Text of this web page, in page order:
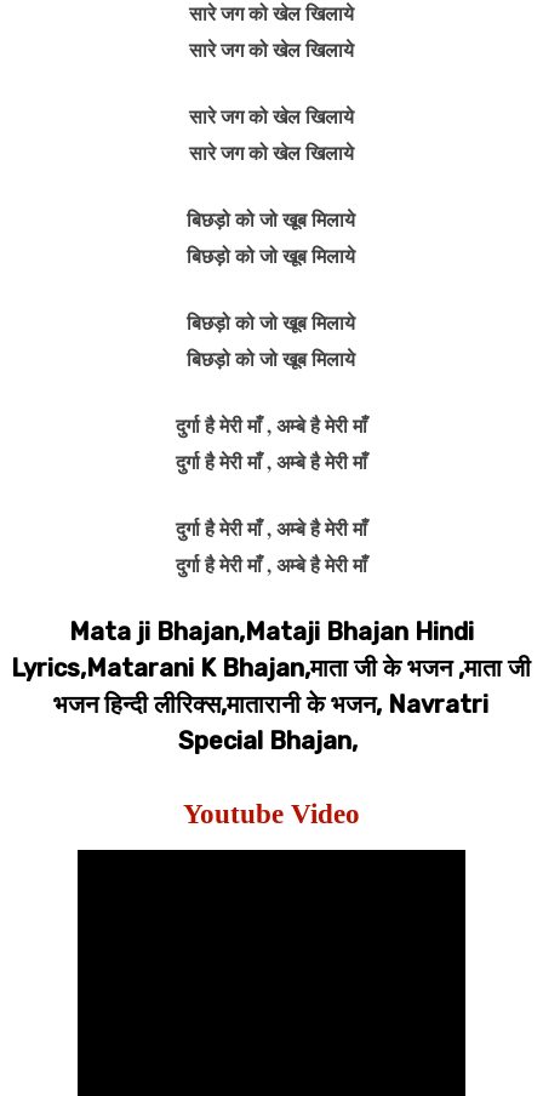
सारे जग को खेल खिलाये
सारे जग को खेल खिलाये
सारे जग को खेल खिलाये
सारे जग को खेल खिलाये
बिछड़ो को जो खूब मिलाये
बिछड़ो को जो खूब मिलाये
बिछड़ो को जो खूब मिलाये
बिछड़ो को जो खूब मिलाये
दुर्गा है मेरी माँ , अम्बे है मेरी माँ
दुर्गा है मेरी माँ , अम्बे है मेरी माँ
दुर्गा है मेरी माँ , अम्बे है मेरी माँ
दुर्गा है मेरी माँ , अम्बे है मेरी माँ
Mata ji Bhajan,Mataji Bhajan Hindi
Lyrics,Matarani K Bhajan,माता जी के भजन ,माता जी
भजन हिन्दी लीरिक्स,मातारानी के भजन, Navratri
Special Bhajan,
Youtube Video